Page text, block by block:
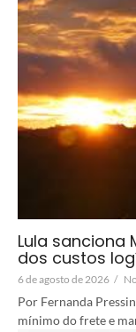
Lula sanciona
dos custos
6 de agosto de 2026 /
Por Fernanda
mínimo do frete e